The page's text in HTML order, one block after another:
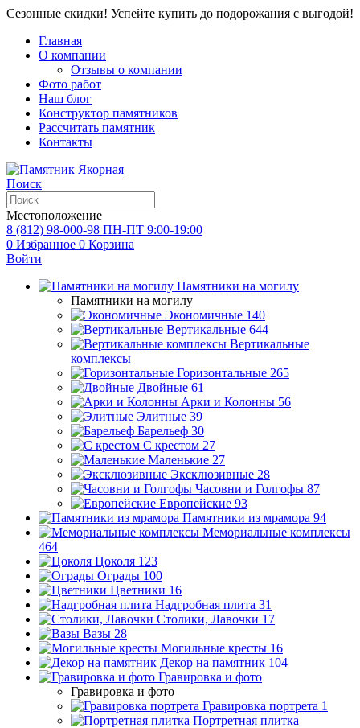
Сезонные скидки! Успейте купить до подорожания с выгодой!
Главная
О компании
Отзывы о компании
Фото работ
Наш блог
Конструктор памятников
Рассчитать памятник
Контакты
Поиск
Местоположение
8 (812) 98-000-98 ПН-ПТ 9:00-19:00
0 Избранное 0 Корзина
Войти
Памятники на могилу
Памятники на могилу
Экономичные 140
Вертикальные 644
Вертикальные
комплексы
Горизонтальные 265
Двойные 61
Арки и Колонны 56
Элитные 39
Барельеф 30
С крестом 27
Маленькие 27
Эксклюзивные 28
Часовни и Голгофы 87
Европейские 93
Памятники из мрамора 94
Мемориальные комплексы
464
Цоколя 123
Ограды 100
Цветники 16
Надгробная плита 31
Столики, Лавочки 17
Вазы 28
Могильные кресты 16
Декор на памятник 104
Гравировка и фото
Гравировка и фото
Гравировка портрета 1
Портретная плитка